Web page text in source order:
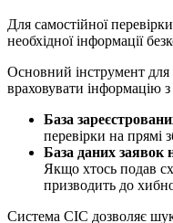
Для самостійної
необхідної інформації
Основний інструмент
враховувати інформацію
База
перевірки на прямі
База даних заявок
Якщо хтось подав
призводить до
Система СІС дозволяє